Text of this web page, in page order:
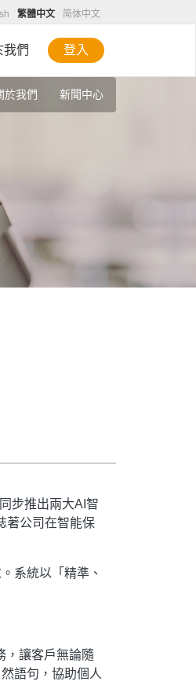
繁體中文 简体中文
我們 登入
於我們 新聞中心
步推出兩大AI智
著公司在智能保
系統以「精準、
，讓客戶無論隨
語句，協助個人